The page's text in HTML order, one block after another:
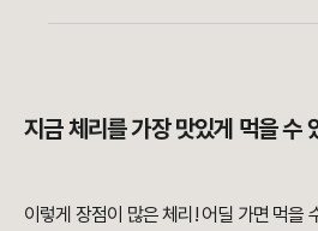
지금 체리를 가장 맛있게 먹을 수
이렇게 장점이 많은 체리! 어딜 가면 먹을